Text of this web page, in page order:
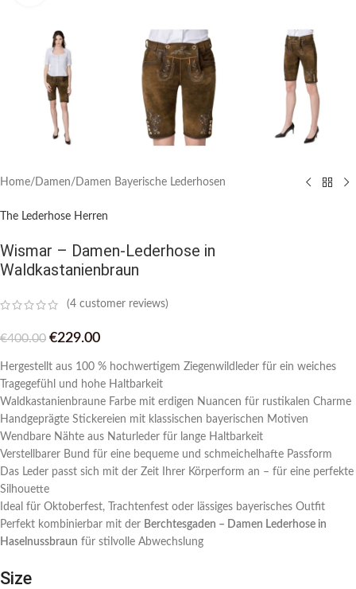
Home/ Damen/ Damen Bayerische Lederhosen
The Lederhose Herren
Wismar – Damen-Lederhose in
Waldkastanienbraun
(4 customer reviews)
€400.00 €229.00
Hergestellt aus 100 % hochwertigem Ziegenwildleder für ein weiches
Tragegefühl und hohe Haltbarkeit
Waldkastanienbraune Farbe mit erdigen Nuancen für rustikalen Charme
Handgeprägte Stickereien mit klassischen bayerischen Motiven
Wendbare Nähte aus Naturleder für lange Haltbarkeit
Verstellbarer Bund für eine bequeme und schmeichelhafte Passform
Das Leder passt sich mit der Zeit Ihrer Körperform an – für eine perfekte
Silhouette
Ideal für Oktoberfest, Trachtenfest oder lässiges bayerisches Outfit
Perfekt kombinierbar mit der Berchtesgaden – Damen Lederhose in
Haselnussbraun für stilvolle Abwechslung
Size